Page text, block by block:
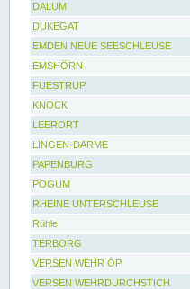
DALUM
DUKEGAT
EMDEN NEUE SEESCHLEUSE
EMSHÖRN
FUESTRUP
KNOCK
LEERORT
LINGEN-DARME
PAPENBURG
POGUM
RHEINE UNTERSCHLEUSE
Rühle
TERBORG
VERSEN WEHR OP
VERSEN WEHRDURCHSTICH